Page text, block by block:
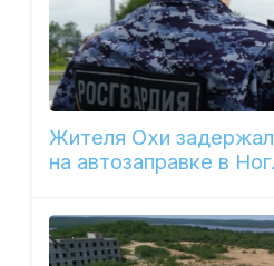
Жителя Охи
на автозаправке в